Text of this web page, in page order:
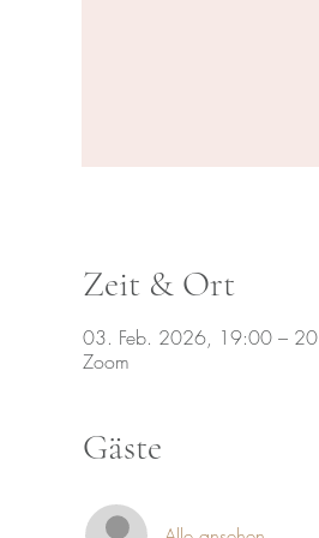
Zeit & Ort
03. Feb. 2026, 19:00 –
Zoom
Gäste